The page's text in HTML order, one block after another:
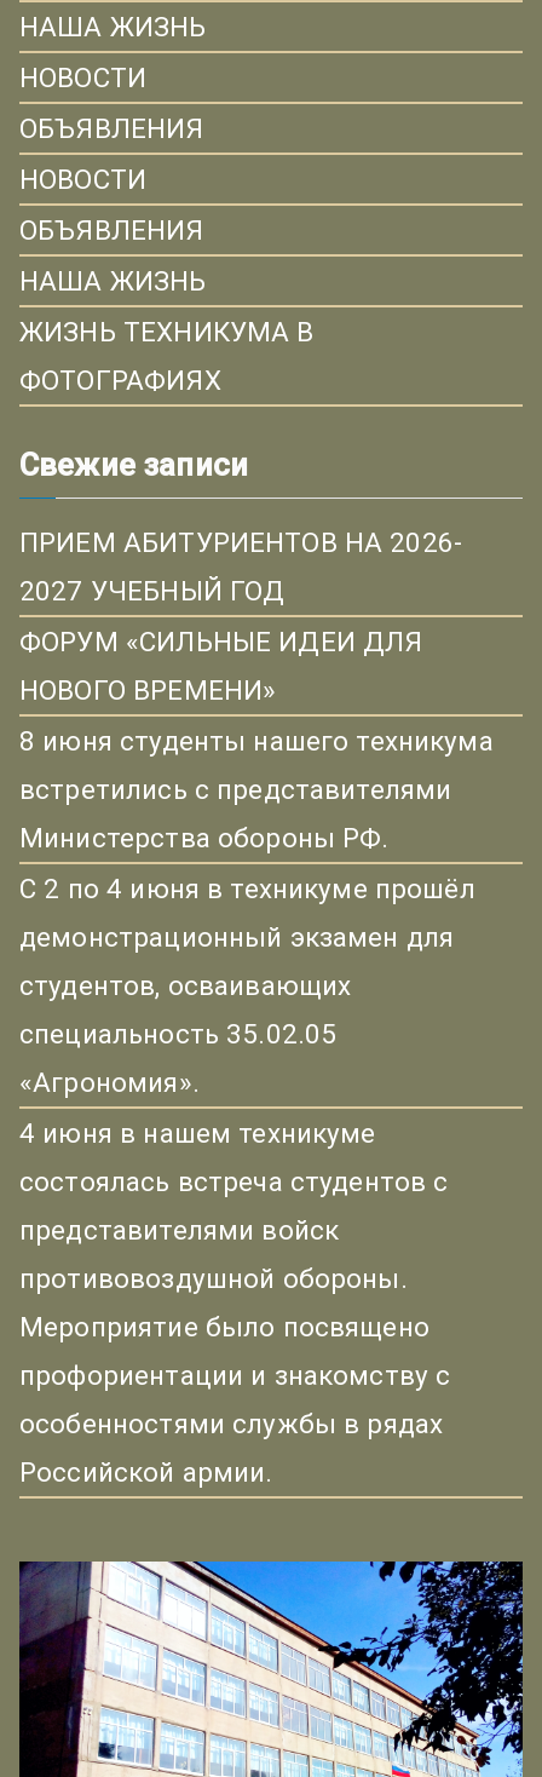
НАША ЖИЗНЬ
НОВОСТИ
ОБЪЯВЛЕНИЯ
НОВОСТИ
ОБЪЯВЛЕНИЯ
НАША ЖИЗНЬ
ЖИЗНЬ ТЕХНИКУМА В
ФОТОГРАФИЯХ
Свежие записи
ПРИЕМ АБИТУРИЕНТОВ НА 2026-
2027 УЧЕБНЫЙ ГОД
ФОРУМ «СИЛЬНЫЕ ИДЕИ ДЛЯ
НОВОГО ВРЕМЕНИ»
8 июня студенты нашего техникума
встретились с представителями
Министерства обороны РФ.
С 2 по 4 июня в техникуме прошёл
демонстрационный экзамен для
студентов, осваивающих
специальность 35.02.05
«Агрономия».
4 июня в нашем техникуме
состоялась встреча студентов с
представителями войск
противовоздушной обороны.
Мероприятие было посвящено
профориентации и знакомству с
особенностями службы в рядах
Российской армии.